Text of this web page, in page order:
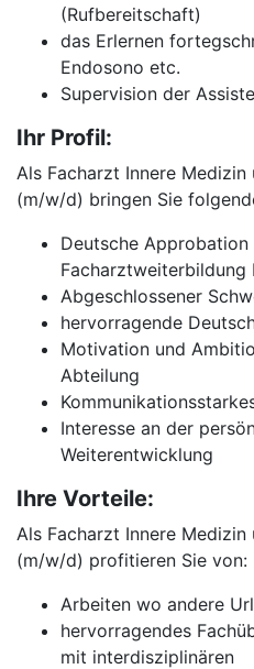
(Rufbereitschaft)
das Erlernen
Endosono etc.
Supervision der
Ihr Profil:
Als Facharzt Innere
(m/w/d) bringen Sie
Deutsche
Facharztweiterbildung
Abgeschlossener
hervorragende
Motivation und
Abteilung
Interesse an der
Weiterentwicklung
Ihre Vorteile:
Als Facharzt Innere
(m/w/d) profitieren Sie von:
Arbeiten wo andere
hervorragendes
mit interdisziplinären